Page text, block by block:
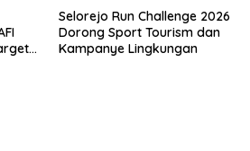
Selorejo Run Challenge 2026
Dorong Sport Tourism dan
Kampanye Lingkungan